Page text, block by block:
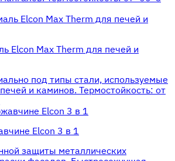
Elcon Max Therm для печей и
под типы стали, используемые
и каминов. Термостойкость: от
Elcon 3 в 1
защиты металлических